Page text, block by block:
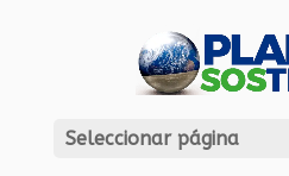
Seleccionar página